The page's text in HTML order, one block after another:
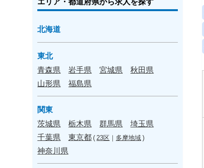
北海道
東北
青森県
岩手県 宮城県
秋田県
山形県
福島県
関東
茨城県
栃木県 群馬県
埼玉県
千葉県
東京都 ( 23区 ｜ 多摩地域 )
神奈川県